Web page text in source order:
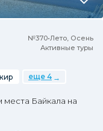
№370•Лето, Осень
Активные туры
еще 4
места Байкала на